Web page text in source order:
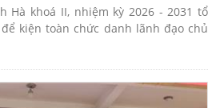
Hà khoá II, nhiệm kỳ 2026 - 2031 tổ
kiện toàn chức danh lãnh đạo chủ